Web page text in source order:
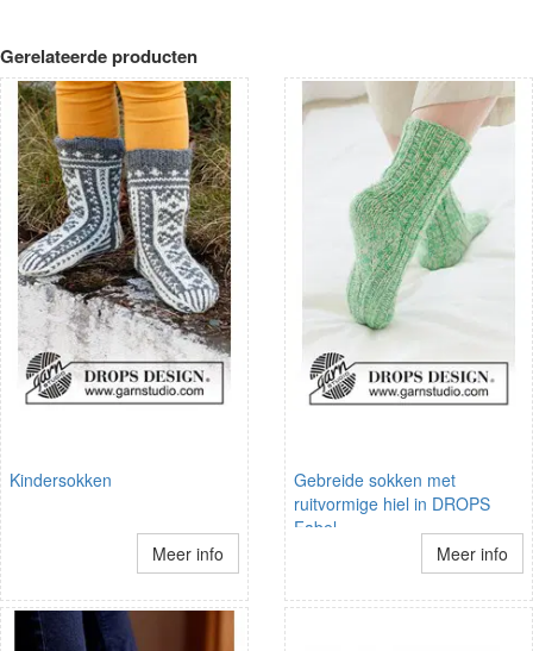
Gerelateerde producten
Kindersokken
Meer info
Gebreide sokken met
ruitvormige hiel in DROPS
Fabel
Meer info